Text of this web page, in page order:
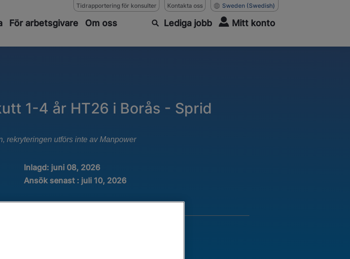
Tidrapportering för konsulter Kontakta oss Sweden (Swedish)
För arbetsgivare Om oss Lediga jobb Mitt konto
1-4 år HT26 i Borås - Sprid
rekryteringen utförs inte av Manpower
Inlagd: juni 08, 2026
Ansök senast : juli 10, 2026